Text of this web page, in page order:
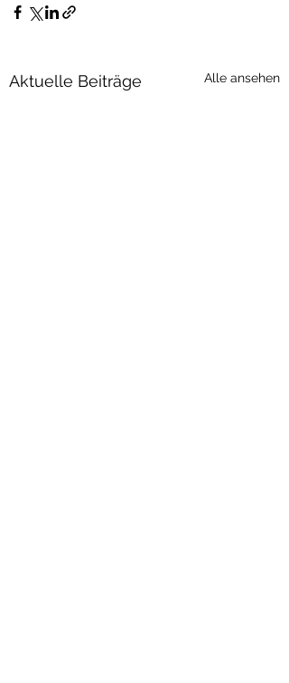
Aktuelle Beiträge Alle ansehen